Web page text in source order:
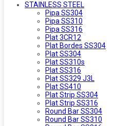
STAINLESS STEEL
Pipa SS304
Pipa SS310
Pipa SS316
Plat 3CR12
Plat Bordes SS304
Plat SS304
Plat SS310s
Plat SS316
Plat SS329 J3L
Plat SS410
Plat Strip SS304
Plat Strip SS316
Round Bar SS304
Round Bar SS310